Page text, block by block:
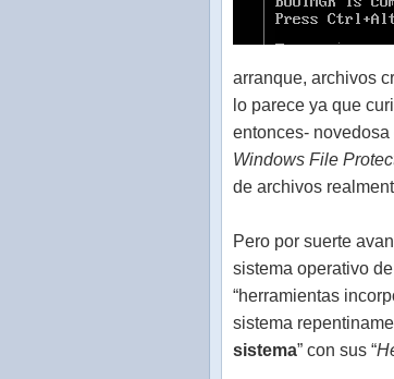
arranque, archivos
lo parece ya que
entonces- novedosa
Windows File
de archivos
Pero por suerte
sistema operativo
“herramientas
sistema
sistema” con sus “